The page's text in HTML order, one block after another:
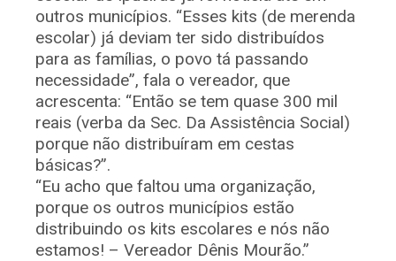
outros municípios. “Esses kits (de merenda
escolar) já deviam ter sido distribuídos
para as famílias, o povo tá passando
necessidade”, fala o vereador, que
acrescenta: “Então se tem quase 300 mil
reais (verba da Sec. Da Assistência Social)
porque não distribuíram em cestas
básicas?”.
“Eu acho que faltou uma organização,
porque os outros municípios estão
distribuindo os kits escolares e nós não
estamos! – Vereador Dênis Mourão.”